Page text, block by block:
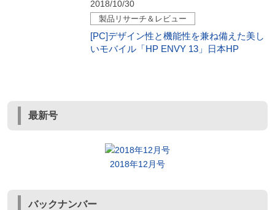
2018/10/30
製品リサーチ＆レビュー
[PC]デザイン性と機能性を兼ね備えた美し
いモバイル「HP ENVY 13」日本HP
最新号
2018年12月号
バックナンバー